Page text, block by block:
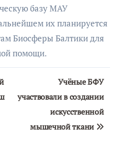
базу МАУ
их планируется
Биосферы Балтики для
помощи.
Учёные БФУ
участвовали в создании
искусственной
мышечной ткани